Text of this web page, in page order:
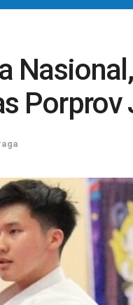
Porprov